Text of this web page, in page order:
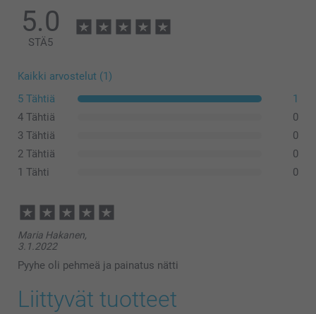
5.0
STÄ5
Kaikki arvostelut (1)
5 Tähtiä
1
4 Tähtiä
0
3 Tähtiä
0
2 Tähtiä
0
1 Tähti
0
Maria Hakanen,
3.1.2022
Pyyhe oli pehmeä ja painatus nätti
Liittyvät tuotteet